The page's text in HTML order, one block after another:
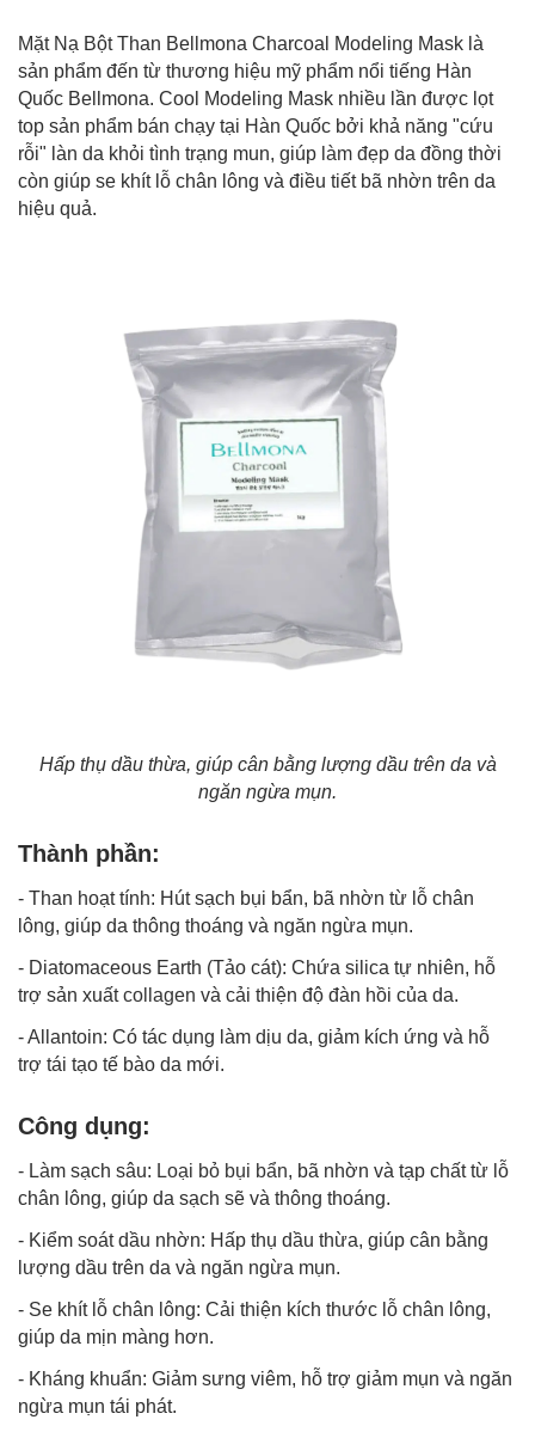
Mặt Nạ Bột Than Bellmona Charcoal Modeling Mask là
sản phẩm đến từ thương hiệu mỹ phẩm nổi tiếng Hàn
Quốc Bellmona. Cool Modeling Mask nhiều lần được lọt
top sản phẩm bán chạy tại Hàn Quốc bởi khả năng "cứu
rỗi" làn da khỏi tình trạng mun, giúp làm đẹp da đồng thời
còn giúp se khít lỗ chân lông và điều tiết bã nhờn trên da
hiệu quả.
Hấp thụ dầu thừa, giúp cân bằng lượng dầu trên da và
ngăn ngừa mụn.​
Thành phần:
- Than hoạt tính: Hút sạch bụi bẩn, bã nhờn từ lỗ chân
lông, giúp da thông thoáng và ngăn ngừa mụn.​
- Diatomaceous Earth (Tảo cát): Chứa silica tự nhiên, hỗ
trợ sản xuấtcollagen và cải thiện độ đàn hồi của da. ​
- Allantoin: Có tác dụng làm dịu da, giảm kích ứng và hỗ
trợ tái tạo tế bào da mới.​
Công dụng:
- Làm sạch sâu: Loại bỏ bụi bẩn, bã nhờn và tạp chất từ lỗ
chân lông, giúp da sạch sẽ và thông thoáng.​
- Kiểm soát dầu nhờn: Hấp thụ dầu thừa, giúp cân bằng
lượng dầu trên da và ngăn ngừa mụn.​
- Se khít lỗ chân lông: Cải thiện kích thước lỗ chân lông,
giúp da mịn màng hơn.​
- Kháng khuẩn: Giảm sưng viêm, hỗ trợ giảm mụn và ngăn
ngừa mụn tái phát.​